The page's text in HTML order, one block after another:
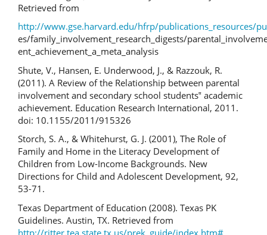
Retrieved from
http://www.gse.harvard.edu/hfrp/publications_resources/
es/family_involvement_research_digests/
ent_achievement_a_meta_analysis
Shute, V., Hansen, E. Underwood, J., & Razzouk, R.
(2011). A Review of the Relationship between parental
involvement and secondary school students‟ academic
achievement. Education Research International, 2011.
doi: 10.1155/2011/915326
Storch, S. A., & Whitehurst, G. J. (2001), The Role of
Family and Home in the Literacy Development of
Children from Low-Income Backgrounds. New
Directions for Child and Adolescent Development, 92,
53-71.
Texas Department of Education (2008). Texas PK
Guidelines. Austin, TX. Retrieved from
http://ritter.tea.state.tx.us/prek_guide/index.htm#